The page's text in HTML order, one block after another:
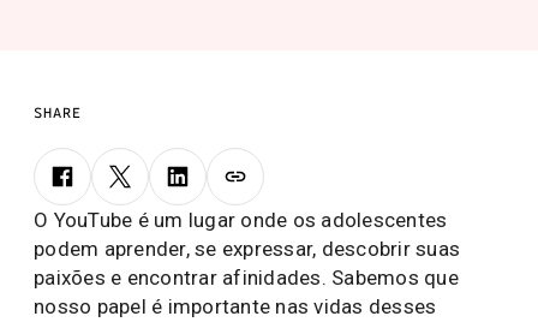
SHARE
O YouTube é um lugar onde os adolescentes
podem aprender, se expressar, descobrir suas
paixões e encontrar afinidades. Sabemos que
nosso papel é importante nas vidas desses